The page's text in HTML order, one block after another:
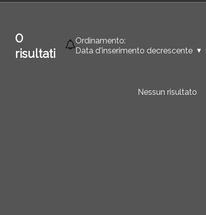
0
risultati
Ordinamento:
Data d'inserimento decrescente
Nessun risultato